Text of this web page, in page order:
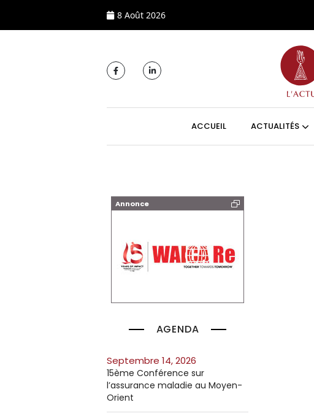
8 Août 2026
ACCUEIL ACTUALITÉS
Annonce
AGENDA
septembre 14, 2026
15ème Conférence sur
l’assurance maladie au Moyen-
Orient